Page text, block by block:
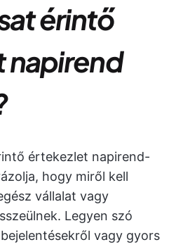
érintő
napirend
értekezlet napirend-
hogy miről kell
vállalat vagy
Legyen szó
vagy gyors